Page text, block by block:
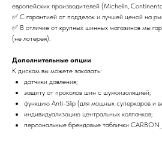
европейских производителей (Michelin,
✅ С гарантией от подделок и лучшей ценой на
✅ В отличие от крупных шинных магазинов мы
(не лотерея).
Дополнительные опции
К дискам вы можете заказать:
датчики давления;
защиту от проколов шин с шумоизоляцией;
функцию Anti-Slip (для мощных суперкаров и
индивидуализацию центральных колпачков;
персональные брендовые таблички